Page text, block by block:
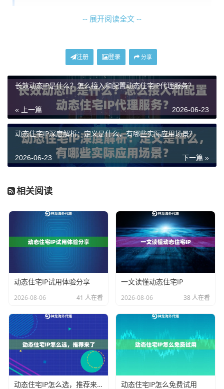
市面上的动态IP代理服务根据资源规模、稳定性和适用
根据自身业务需求做出精准选择。
资源池，在服务有效期内，不限制使用的IP数量和流量
消耗。它专为需要长期、高频、大流量作业的业务设
计，比如持续性的数据采集或大规模的自动化内容管
理。由于资源独立且充足，其稳定性和成功率往往更有
保障。
2. 企业级动态住宅IP：面向中大型企业客户，覆盖的国
高并发访问和复杂的多账号管理，并能根据业务节奏自
定义IP的有效时长，满足企业对业务连续性、资源一致
性和全球覆盖的更高要求。
3. 常规动态住宅IP：这是最常见的一种类型，覆盖美
国、日本、英国等主流业务市场。它在IP真实性、使用
4. 动态长效ISP住宅代理：
特性。它基于真实的家庭宽带网络构建，单个IP支持在
较长时间内稳定在线，减少了因IP频繁更换带来的网络
波动。它又不失动态调整的灵活性，适合需要稳定链路
支撑的长期运行型业务。
-- 展开阅读全文 --
注册 登录 分享
长效动态IP是什么？怎么接入和配置动态住宅IP代理服务？
« 上一篇 2026-06-23
动态住宅IP深度解析：定义是什么，有哪些实际应用场景？
下一篇 »
2026-06-23
相关阅读
动态住宅IP试用体验分享
2026-08-06 41 人在看
一文读懂动态住宅IP
2026-08-06 38 人在看
动态住宅IP怎么选，推荐来了 动态住宅IP怎么免费试用